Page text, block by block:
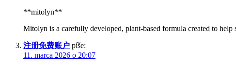
**mitolyn**
Mitolyn is a carefully developed, plant-based formula created to
注册免费账户 píše:
11. marca 2026 o 20:07